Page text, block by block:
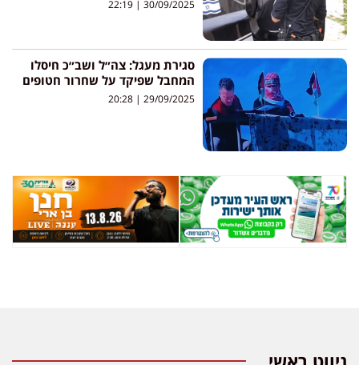
30/09/2025
סגירת מעגל: צה״ל ושב״כ חיסלו
המחבל שפיקד על שחרור חטופים
29/09/2025